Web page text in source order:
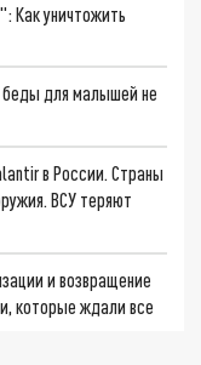
Как уничтожить
беды для малышей не
в России. Страны
ВСУ теряют
и возвращение
которые ждали все